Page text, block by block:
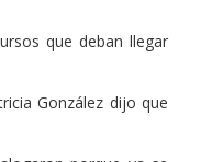
que deban llegar
González dijo que